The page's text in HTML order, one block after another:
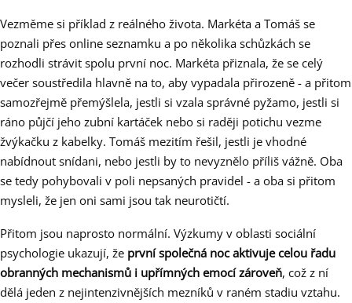
Vezměme si příklad z reálného života. Markéta a Tomáš se
poznali přes online seznamku a po několika schůzkách se
rozhodli strávit spolu první noc. Markéta přiznala, že se celý
večer soustředila hlavně na to, aby vypadala přirozeně - a přitom
samozřejmě přemýšlela, jestli si vzala správné pyžamo, jestli si
ráno půjčí jeho zubní kartáček nebo si raději potichu vezme
žvýkačku z kabelky. Tomáš mezitím řešil, jestli je vhodné
nabídnout snídani, nebo jestli by to nevyznělo příliš vážně. Oba
se tedy pohybovali v poli nepsaných pravidel - a oba si přitom
mysleli, že jen oni sami jsou tak neurotičtí.
Přitom jsou naprosto normální. Výzkumy v oblasti sociální
psychologie ukazují, že první společná noc aktivuje celou řadu
obranných mechanismů i upřímných emocí zároveň, což z ní
dělá jeden z nejintenzivnějších mezníků v raném stadiu vztahu.